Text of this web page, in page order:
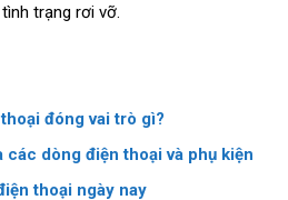
trạng rơi vỡ.
đóng vai trò gì?
các dòng điện thoại và phụ kiện
thoại ngày nay